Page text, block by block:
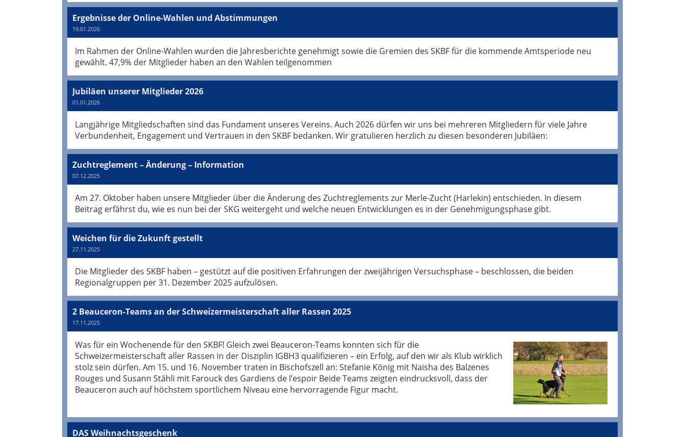
Ergebnisse der Online-Wahlen und Abstimmungen
19.01.2026
Im Rahmen der Online-Wahlen wurden die Jahresberichte genehmigt sowie die Gremien des SKBF für die kommende Amtsperiode neu
gewählt. 47,9% der Mitglieder haben an den Wahlen teilgenommen
Jubiläen unserer Mitglieder 2026
01.01.2026
Langjährige Mitgliedschaften sind das Fundament unseres Vereins. Auch 2026 dürfen wir uns bei mehreren Mitgliedern für viele Jahre
Verbundenheit, Engagement und Vertrauen in den SKBF bedanken. Wir gratulieren herzlich zu diesen besonderen Jubiläen:
Zuchtreglement – Änderung – Information
07.12.2025
Am 27. Oktober haben unsere Mitglieder über die Änderung des Zuchtreglements zur Merle-Zucht (Harlekin) entschieden. In diesem
Beitrag erfährst du, wie es nun bei der SKG weitergeht und welche neuen Entwicklungen es in der Genehmigungsphase gibt.
Weichen für die Zukunft gestellt
27.11.2025
Die Mitglieder des SKBF haben – gestützt auf die positiven Erfahrungen der zweijährigen Versuchsphase – beschlossen, die beiden
Regionalgruppen per 31. Dezember 2025 aufzulösen.
2 Beauceron-Teams an der Schweizermeisterschaft aller Rassen 2025
17.11.2025
Was für ein Wochenende für den SKBF! Gleich zwei Beauceron-Teams konnten sich für die
Schweizermeisterschaft aller Rassen in der Disziplin IGBH3 qualifizieren – ein Erfolg, auf den wir als Klub wirklich
stolz sein dürfen. Am 15. und 16. November traten in Bischofszell an: Stefanie König mit Naisha des Balzenes
Rouges und Susann Stähli mit Farouck des Gardiens de l’espoir Beide Teams zeigten eindrucksvoll, dass der
Beauceron auch auf höchstem sportlichem Niveau eine hervorragende Figur macht.
DAS Weihnachtsgeschenk